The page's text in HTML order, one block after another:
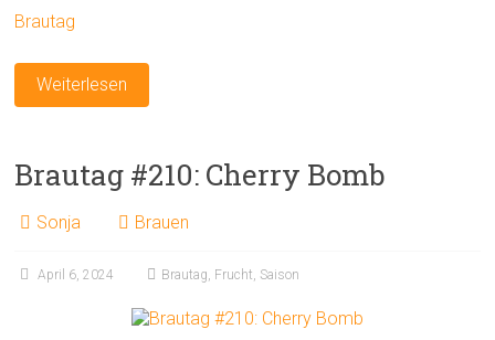
Brautag
Weiterlesen
Brautag #210: Cherry Bomb
Sonja Brauen
April 6, 2024 Brautag, Frucht, Saison